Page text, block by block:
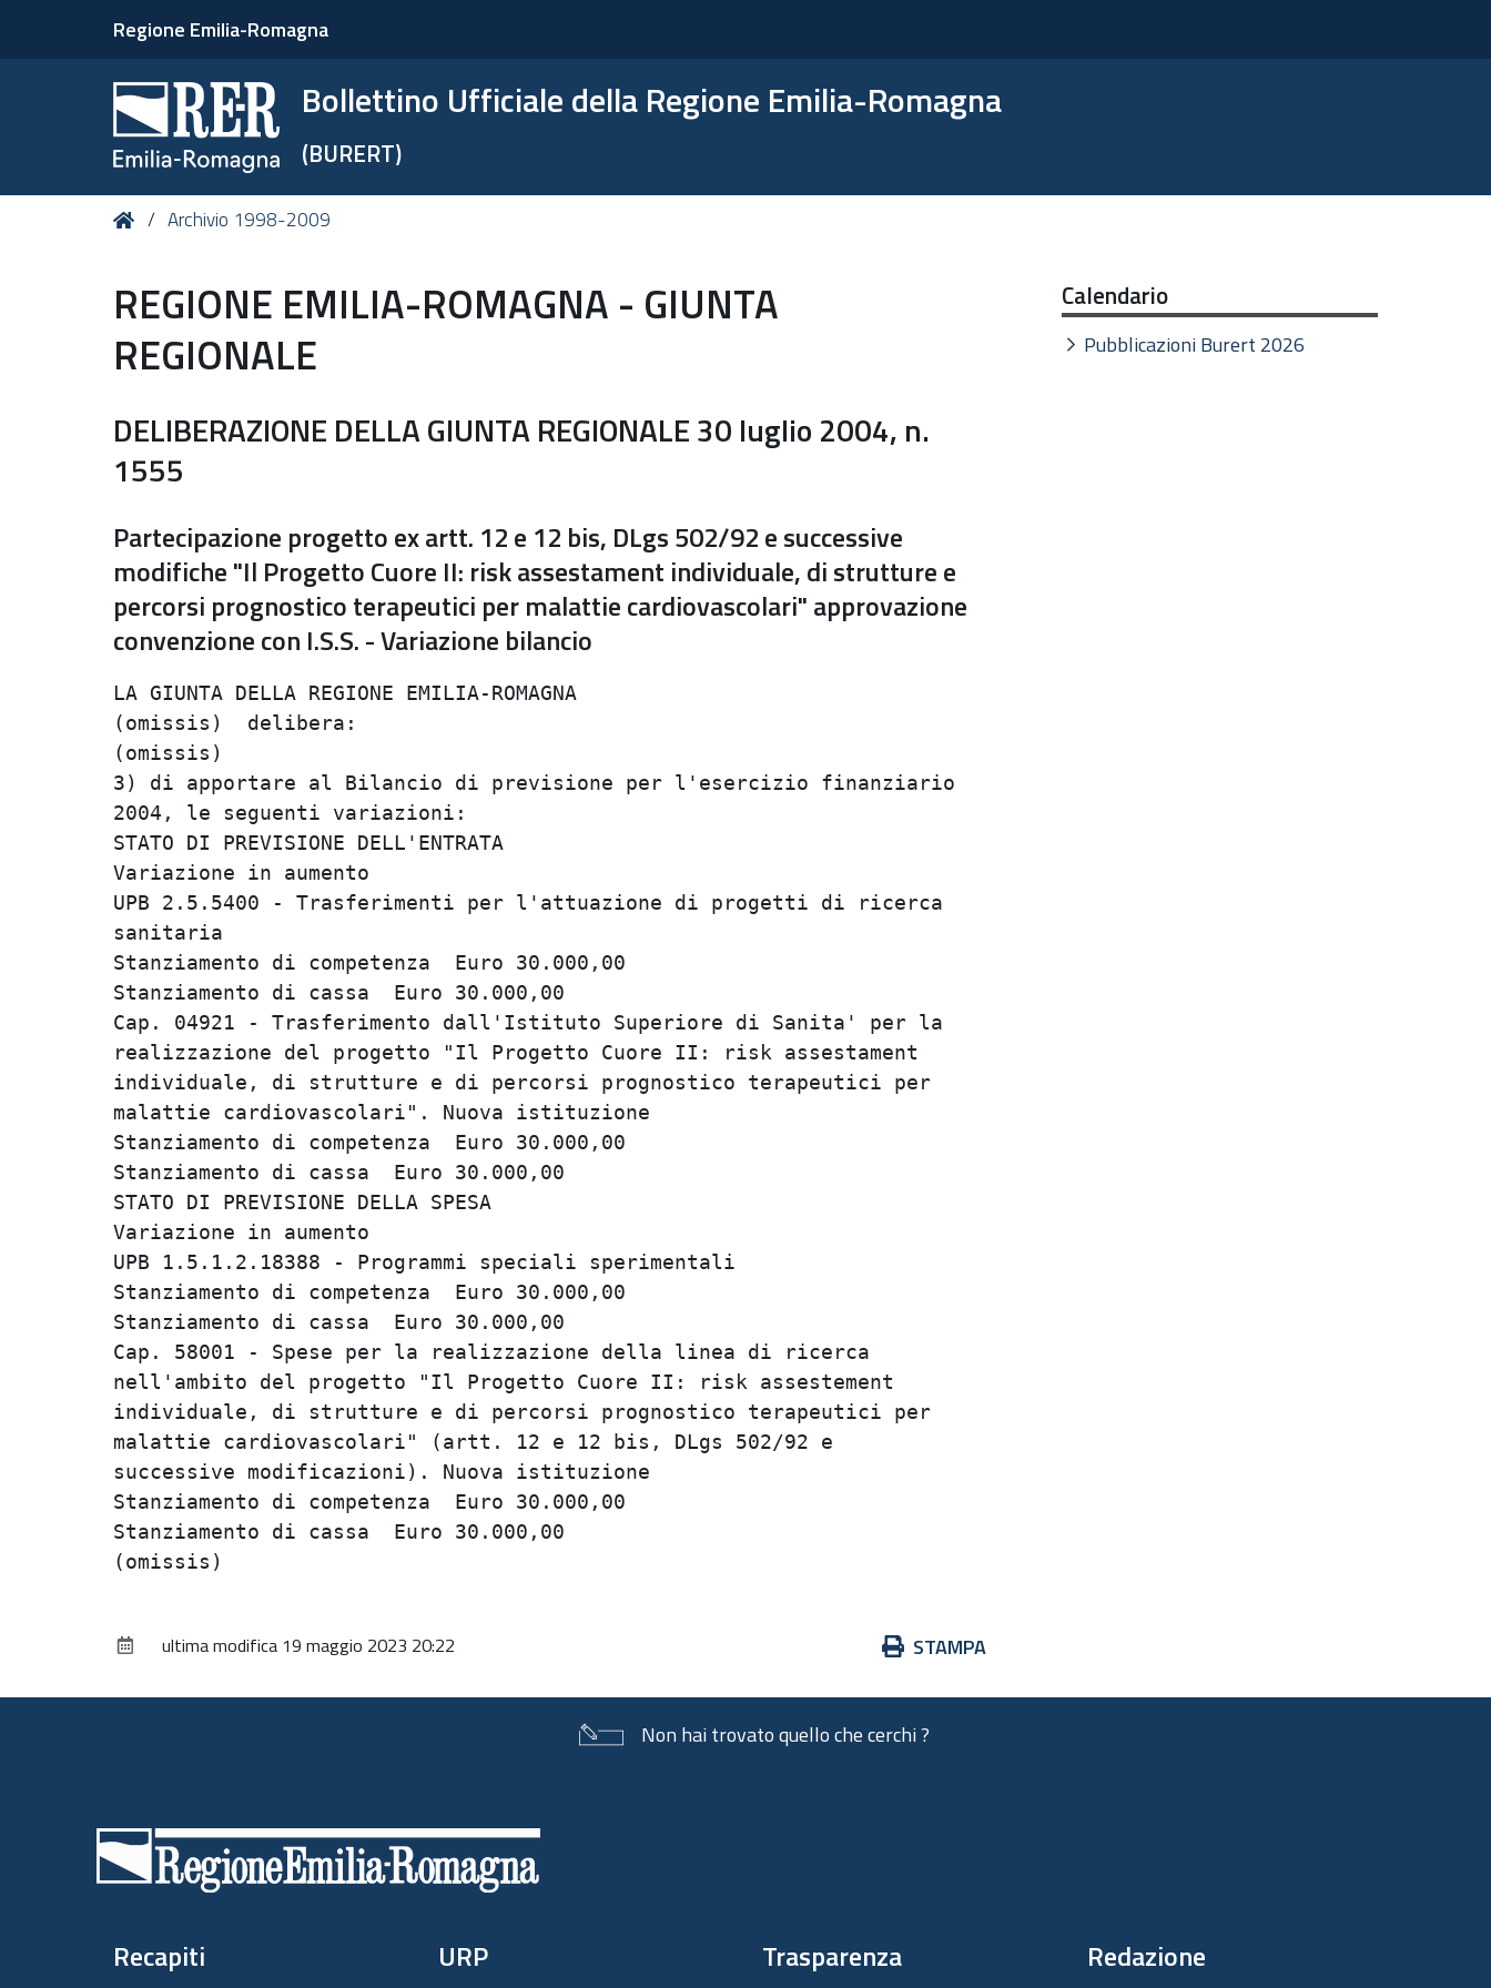
Regione Emilia-Romagna
Bollettino Ufficiale della Regione Emilia-Romagna
(BURERT)
Tu HomeArchivio 1998-2009
REGIONE EMILIA-ROMAGNA - GIUNTA
REGIONALE
DELIBERAZIONE DELLA GIUNTA REGIONALE 30 luglio 2004, n.
1555
Partecipazione progetto ex artt. 12 e 12 bis, DLgs 502/92 e successive
modifiche "Il Progetto Cuore II: risk assestament individuale, di strutture e
percorsi prognostico terapeutici per malattie cardiovascolari" approvazione
convenzione con I.S.S. - Variazione bilancio
LA GIUNTA DELLA REGIONE EMILIA-ROMAGNA
(omissis)  delibera:
(omissis)
3) di apportare al Bilancio di previsione per l'esercizio finanziario
2004, le seguenti variazioni:
STATO DI PREVISIONE DELL'ENTRATA
Variazione in aumento
UPB 2.5.5400 - Trasferimenti per l'attuazione di progetti di ricerca
sanitaria
Stanziamento di competenza  Euro 30.000,00
Stanziamento di cassa  Euro 30.000,00
Cap. 04921 - Trasferimento dall'Istituto Superiore di Sanita' per la
realizzazione del progetto "Il Progetto Cuore II: risk assestament
individuale, di strutture e di percorsi prognostico terapeutici per
malattie cardiovascolari". Nuova istituzione
Stanziamento di competenza  Euro 30.000,00
Stanziamento di cassa  Euro 30.000,00
STATO DI PREVISIONE DELLA SPESA
Variazione in aumento
UPB 1.5.1.2.18388 - Programmi speciali sperimentali
Stanziamento di competenza  Euro 30.000,00
Stanziamento di cassa  Euro 30.000,00
Cap. 58001 - Spese per la realizzazione della linea di ricerca
nell'ambito del progetto "Il Progetto Cuore II: risk assestement
individuale, di strutture e di percorsi prognostico terapeutici per
malattie cardiovascolari" (artt. 12 e 12 bis, DLgs 502/92 e
successive modificazioni). Nuova istituzione
Stanziamento di competenza  Euro 30.000,00
Stanziamento di cassa  Euro 30.000,00
Azioni
documento
STAMPA
ultima modifica 19 maggio 2023 20:22
Calendario
Pubblicazioni Burert 2026
Non hai trovato quello che cerchi ?
Recapiti URP Trasparenza Redazione